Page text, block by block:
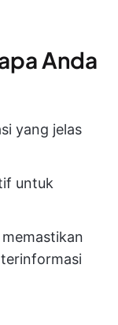
Anda
yang jelas
untuk